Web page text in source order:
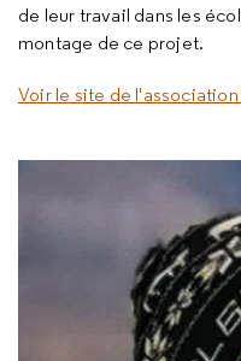
de leur travail dans les
montage de ce projet.
Voir le site de l'association